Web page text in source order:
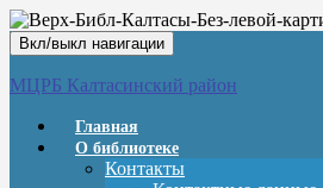
Вкл/выкл навигации
МЦРБ Калтасинский район
Главная
О библиотеке
Контакты